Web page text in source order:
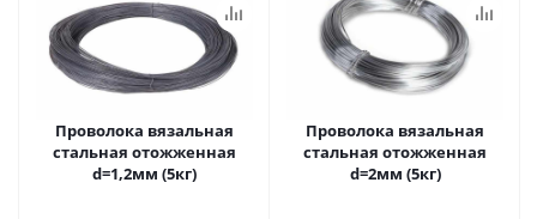
Проволока вязальная
стальная отожженная
d=1,2мм (5кг)
Проволока вязальная
стальная отожженная
d=2мм (5кг)